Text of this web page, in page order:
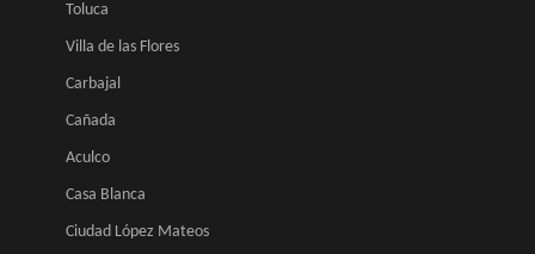
Toluca
Villa de las Flores
Carbajal
Cañada
Aculco
Casa Blanca
Ciudad López Mateos